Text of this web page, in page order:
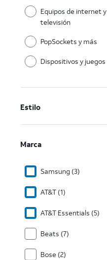
Equipos de internet y
televisión
PopSockets y más
Dispositivos y juegos
Estilo
Marca
Samsung (3)
AT&T (1)
AT&T Essentials (5)
Beats (7)
Bose (2)